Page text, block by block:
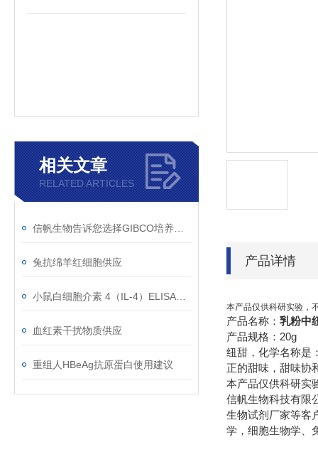
相关文章
RELATED ARTICLES
兔抗绵羊红细胞供应
血红素干扰物质供应
重组人HBeAg抗原蛋白使用建议
产品详情
本产品仅供科研实验，
产品名称： 乳粉中
产品规格：20g
纽甜，化学名称是
正的甜味，甜味协
本产品仅供科研实
信帆生物科技有限
生物试剂厂家等客
学，细胞生物学、